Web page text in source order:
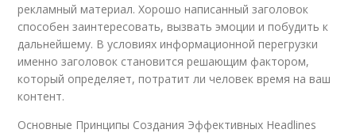
рекламный материал. Хорошо написанный заголовок
способен заинтересовать, вызвать эмоции и побудить к
дальнейшему. В условиях информационной перегрузки
именно заголовок становится решающим фактором,
который определяет, потратит ли человек время на ваш
контент.
Основные Принципы Создания Эффективных Headlines